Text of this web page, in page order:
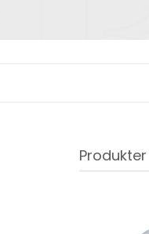
Produkter